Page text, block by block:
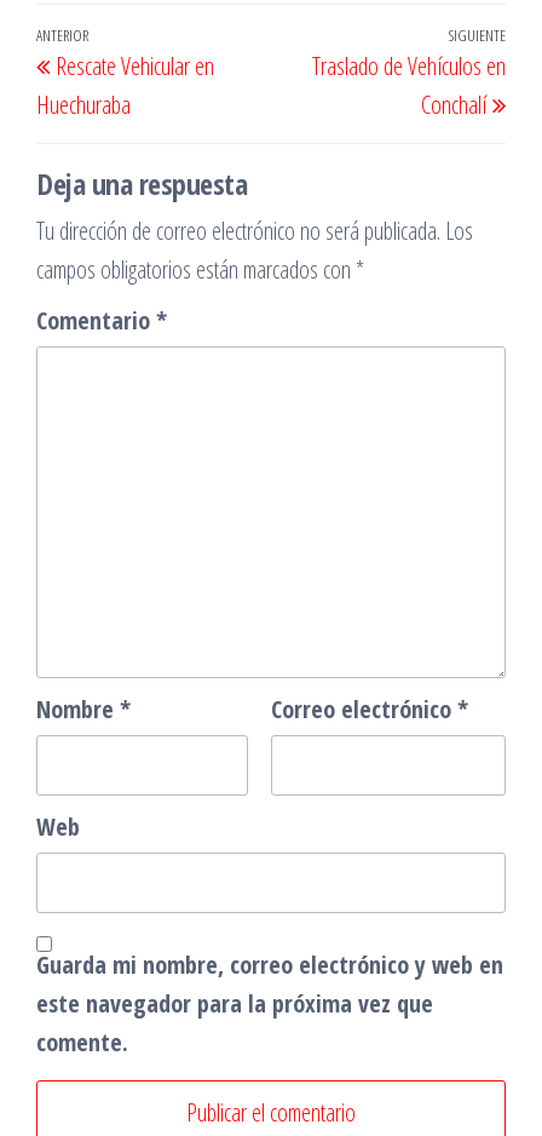
Navegación
de
entradas
Entrada
anterior
ANTERIOR
Rescate Vehicular en
Huechuraba
SIGUIENTE
Traslado de Vehículos en
Conchalí
Deja una respuesta
Tu dirección de correo electrónico no será publicada. Los
campos obligatorios están marcados con *
Comentario*
Nombre * Correo electrónico*
Web
Guarda mi nombre, correo electrónico y web en
este navegador para la próxima vez que
comente.